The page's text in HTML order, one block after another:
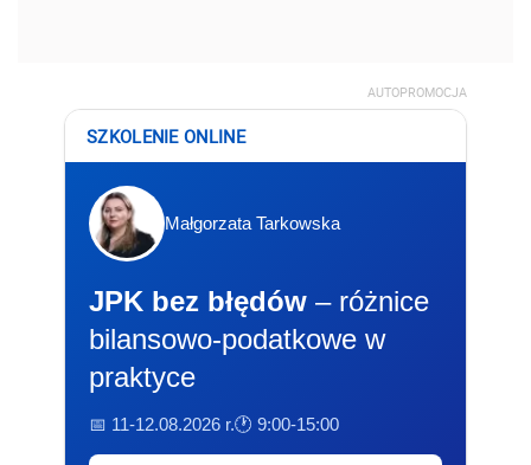
AUTOPROMOCJA
SZKOLENIE ONLINE
Małgorzata Tarkowska
JPK bez błędów – różnice
bilansowo-podatkowe w
praktyce
📅 11-12.08.2026 r.🕐 9:00-15:00